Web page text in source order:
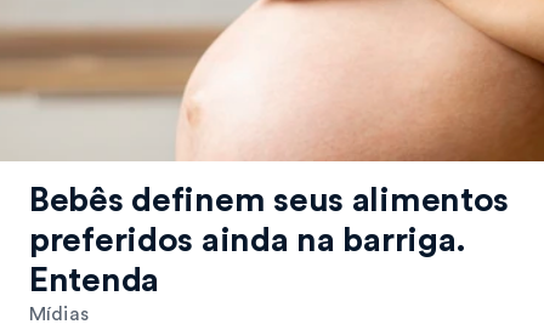
Bebês definem seus alimentos
preferidos ainda na barriga.
Entenda
Mídias